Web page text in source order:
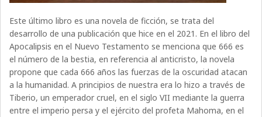
Este último libro es una novela de ficción, se trata del
desarrollo de una publicación que hice en el 2021. En el libro del
Apocalipsis en el Nuevo Testamento se menciona que 666 es
el número de la bestia, en referencia al anticristo, la novela
propone que cada 666 años las fuerzas de la oscuridad atacan
a la humanidad. A principios de nuestra era lo hizo a través de
Tiberio, un emperador cruel, en el siglo VII mediante la guerra
entre el imperio persa y el ejército del profeta Mahoma, en el